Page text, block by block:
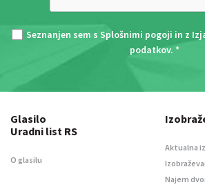
Seznanjen sem s Splošnimi pogoji in z
podatkov. *
Glasilo
Uradni list RS
O glasilu
Aktualna
Najem